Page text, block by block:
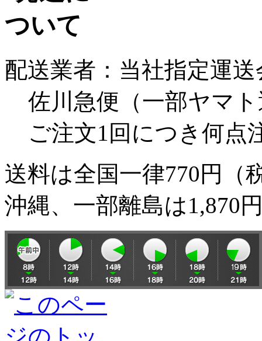
配送業者：当社指定運送
佐川急便（一部ヤマ
ご注文1回につき何点
送料は全国一律770円（
沖縄、一部離島は1,870